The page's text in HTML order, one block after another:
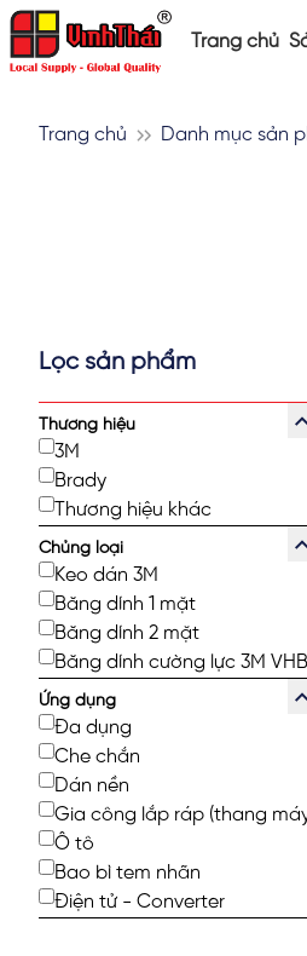
Trang chủ
Trang chủ Danh mục sản
Lọc sản phẩm
Thương hiệu
3M
Brady
Thương hiệu khác
Chủng loại
Keo dán 3M
Băng dính 1 mặt
Băng dính 2 mặt
Băng dính cường lực 3M VHB
Ứng dụng
Đa dụng
Che chắn
Dán nền
Gia công lắp ráp (thang
Ô tô
Bao bì tem nhãn
Điện tử - Converter